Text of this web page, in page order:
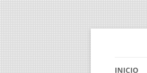
INICIO